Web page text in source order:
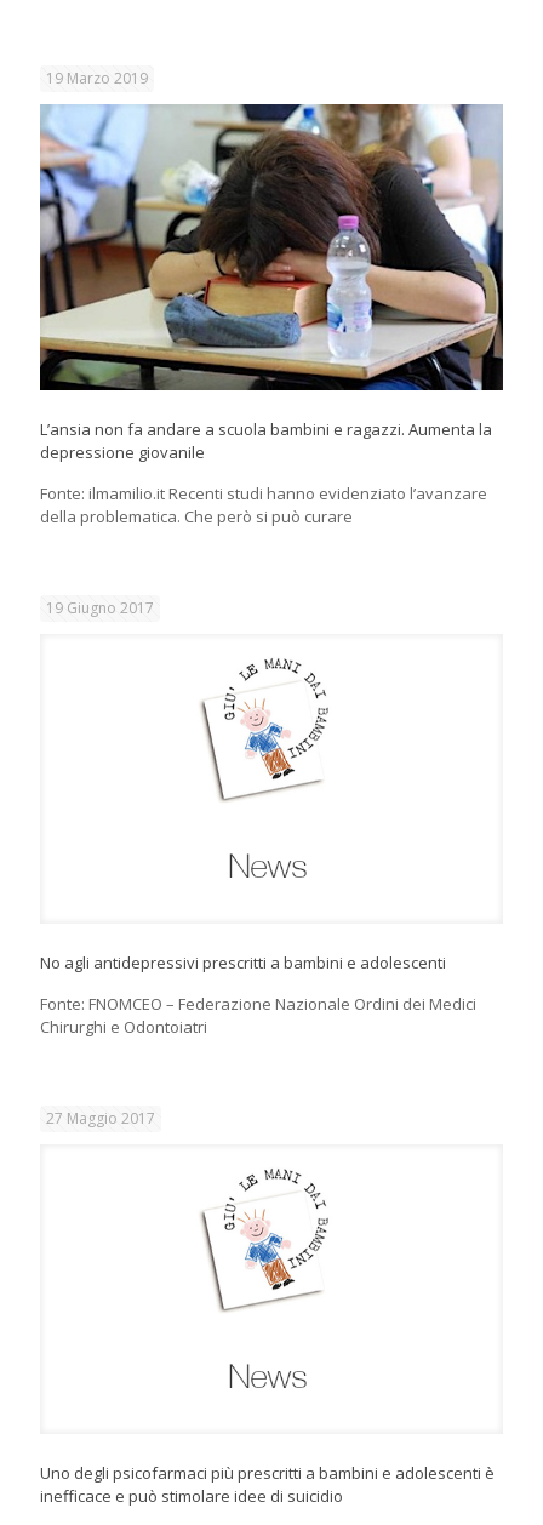
19 Marzo 2019
L’ansia non fa andare a scuola bambini e ragazzi. Aumenta la
depressione giovanile
Fonte: ilmamilio.it Recenti studi hanno evidenziato l’avanzare
della problematica. Che però si può curare
19 Giugno 2017
No agli antidepressivi prescritti a bambini e adolescenti
Fonte: FNOMCEO – Federazione Nazionale Ordini dei Medici
Chirurghi e Odontoiatri
27 Maggio 2017
Uno degli psicofarmaci più prescritti a bambini e adolescenti è
inefficace e può stimolare idee di suicidio